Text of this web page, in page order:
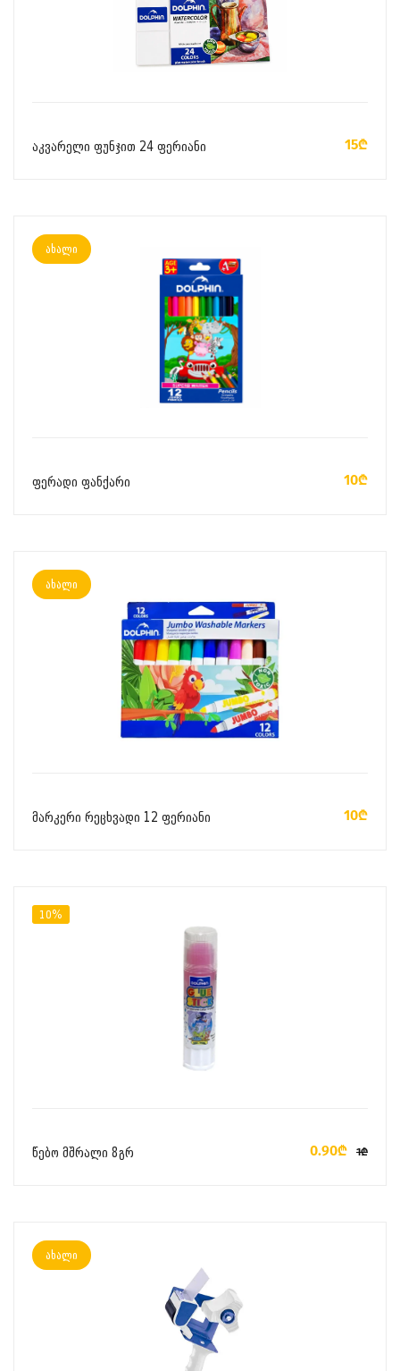
აკვარელი ფუნჯით 24 ფერიანი 15₾
ახალი
ფერადი ფანქარი 10₾
ახალი
მარკერი რეცხვადი 12 ფერიანი 10₾
10%
წებო მშრალი 8გრ 0.90₾ 1₾
ახალი